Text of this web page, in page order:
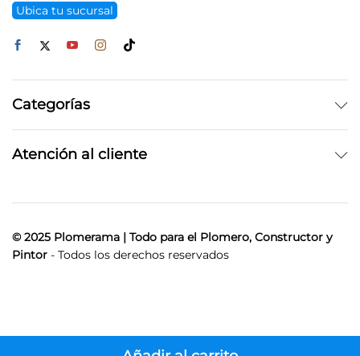
Ubica tu sucursal
Categorías
Atención al cliente
© 2025 Plomerama | Todo para el Plomero, Constructor y
Pintor - Todos los derechos reservados